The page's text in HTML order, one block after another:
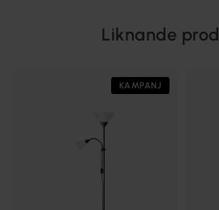
Liknande
KAMPANJ